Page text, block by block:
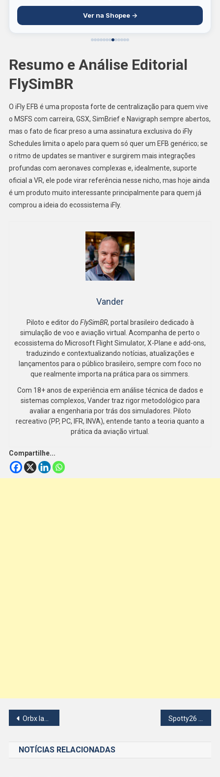
Ver na Shopee →
Resumo e Análise Editorial
FlySimBR
O iFly EFB é uma proposta forte de centralização para quem vive
o MSFS com carreira, GSX, SimBrief e Navigraph sempre abertos,
mas o fato de ficar preso a uma assinatura exclusiva do iFly
Schedules limita o apelo para quem só quer um EFB genérico; se
o ritmo de updates se mantiver e surgirem mais integrações
profundas com aeronaves complexas e, idealmente, suporte
oficial a VR, ele pode virar referência nesse nicho, mas hoje ainda
é um produto muito interessante principalmente para quem já
comprou a ideia do ecossistema iFly.
Vander
Piloto e editor do FlySimBR, portal brasileiro dedicado à
simulação de voo e aviação virtual. Acompanha de perto o
ecossistema do Microsoft Flight Simulator, X-Plane e add-ons,
traduzindo e contextualizando notícias, atualizações e
lançamentos para o público brasileiro, sempre com foco no
que realmente importa na prática para os simmers.
Com 18+ anos de experiência em análise técnica de dados e
sistemas complexos, Vander traz rigor metodológico para
avaliar a engenharia por trás dos simuladores. Piloto
recreativo (PP, PC, IFR, INVA), entende tanto a teoria quanto a
prática da aviação virtual.
Compartilhe...
Navegação
Post
Orbx lança KATL Atlanta detalhado no MSFS 2024
NOTÍCIAS RELACIONADAS